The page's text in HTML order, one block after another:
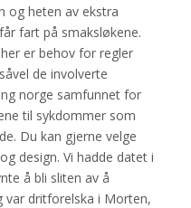
og heten av ekstra
fart på smaksløkene.
er behov for regler
de involverte
norge samfunnet for
til sykdommer som
Du kan gjerne velge
design. Vi hadde datet i
å bli sliten av å
var dritforelska i Morten,